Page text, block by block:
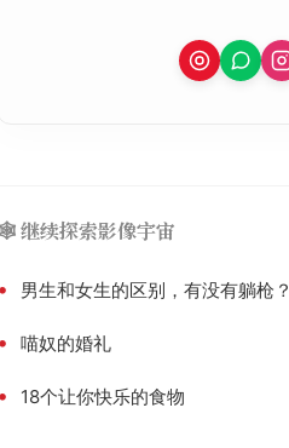
继续探索影像宇宙
• 男生和女生的区别，有没有躺枪？
• 喵奴的婚礼
• 18个让你快乐的食物